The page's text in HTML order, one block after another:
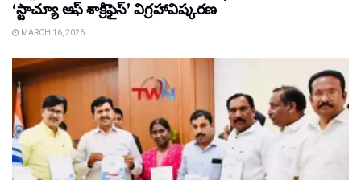
‘స్టాచ్యూ ఆఫ్ శాక్రిఫైస్’ విగ్రహావిష్కరణ
MARCH 16, 2026